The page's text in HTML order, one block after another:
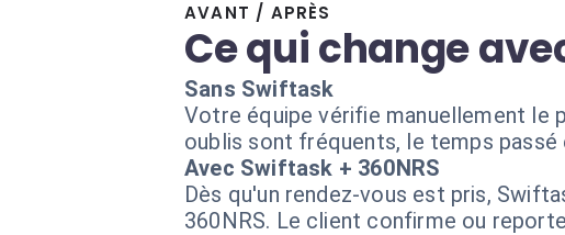
AVANT / APRÈS
Ce qui change
Sans Swiftask
Votre équipe vérifie manuellement le
oublis sont fréquents, le temps
Avec Swiftask + 360NRS
Dès qu'un rendez-vous est pris,
360NRS. Le client confirme ou